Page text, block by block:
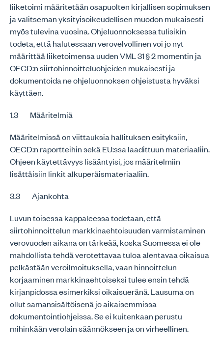
liiketoimi määritetään osapuolten kirjallisen sopimuksen
ja valitseman yksityisoikeudellisen muodon mukaisesti
myös tulevina vuosina. Ohjeluonnoksessa tulisikin
todeta, että halutessaan verovelvollinen voi jo nyt
määrittää liiketoimensa uuden VML 31 § 2 momentin ja
OECD:n siirtohinnoitteluohjeiden mukaisesti ja
dokumentoida ne ohjeluonnoksen ohjeistusta hyväksi
käyttäen.
1.3 Määritelmiä
Määritelmissä on viittauksia hallituksen esityksiin,
OECD:n raportteihin sekä EU:ssa laadittuun materiaaliin.
Ohjeen käytettävyys lisääntyisi, jos määritelmiin
lisättäisiin linkit alkuperäismateriaaliin.
3.3 Ajankohta
Luvun toisessa kappaleessa todetaan, että
siirtohinnoittelun markkinaehtoisuuden varmistaminen
verovuoden aikana on tärkeää, koska Suomessa ei ole
mahdollista tehdä verotettavaa tuloa alentavaa oikaisua
pelkästään veroilmoituksella, vaan hinnoittelun
korjaaminen markkinaehtoiseksi tulee ensin tehdä
kirjanpidossa esimerkiksi oikaisueränä. Lausuma on
ollut samansisältöisenä jo aikaisemmissa
dokumentointiohjeissa. Se ei kuitenkaan perustu
mihinkään verolain säännökseen ja on virheellinen.